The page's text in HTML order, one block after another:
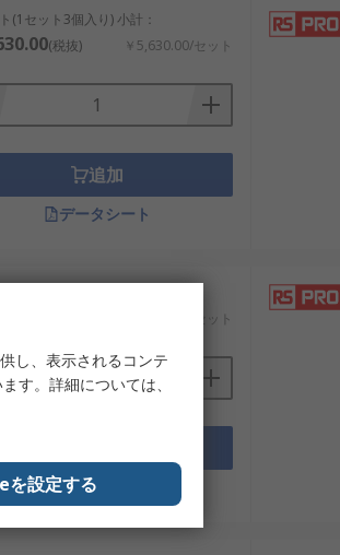
(1セット3個入り) 小計：
(税抜) ￥5,630.00/セット
追加
データシート
￥12,534.00/セット
データシート
し、表示されるコンテ
す。詳細については、
を設定する